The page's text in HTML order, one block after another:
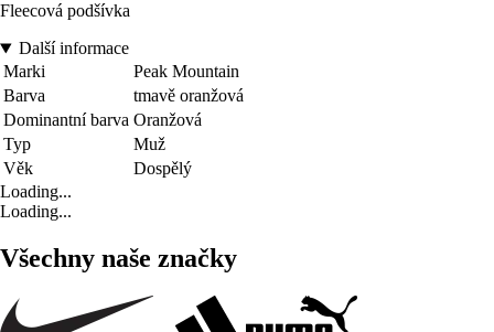
Fleecová podšívka
Další informace
Marki
Peak Mountain
Barva
tmavě oranžová
Dominantní barva Oranžová
Typ
Muž
Věk
Dospělý
Loading...
Loading...
Všechny naše značky